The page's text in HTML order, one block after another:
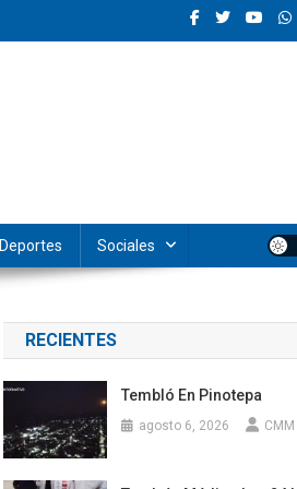
Deportes Sociales
RECIENTES
Tembló En Pinotepa
agosto 6, 2026 CMM